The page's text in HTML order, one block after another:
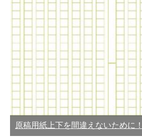
原稿用紙上下を間違えないために